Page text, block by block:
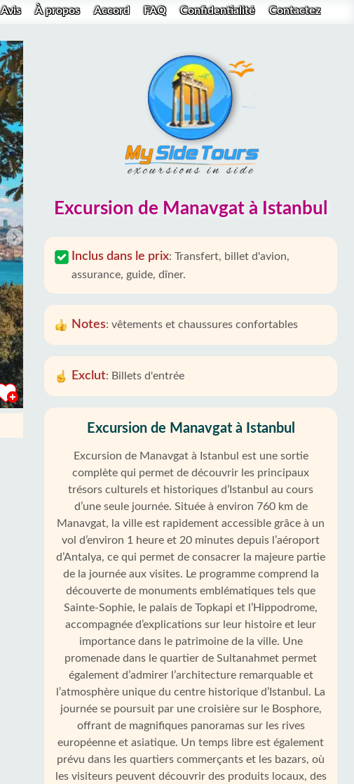
Avis À propos Accord FAQ Confidentialité Contactez
Excursion de Manavgat à Istanbul
Inclus dans le prix: Transfert, billet d'avion,
assurance, guide, dîner.
Notes: vêtements et chaussures confortables
Exclut: Billets d'entrée
Excursion de Manavgat à Istanbul
Excursion de Manavgat à Istanbul est une sortie
complète qui permet de découvrir les principaux
trésors culturels et historiques d’Istanbul au cours
d’une seule journée. Située à environ 760 km de
Manavgat, la ville est rapidement accessible grâce à un
vol d’environ 1 heure et 20 minutes depuis l’aéroport
d’Antalya, ce qui permet de consacrer la majeure partie
de la journée aux visites. Le programme comprend la
découverte de monuments emblématiques tels que
Sainte-Sophie, le palais de Topkapi et l’Hippodrome,
accompagnée d’explications sur leur histoire et leur
importance dans le patrimoine de la ville. Une
promenade dans le quartier de Sultanahmet permet
également d’admirer l’architecture remarquable et
l’atmosphère unique du centre historique d’Istanbul. La
journée se poursuit par une croisière sur le Bosphore,
offrant de magnifiques panoramas sur les rives
européenne et asiatique. Un temps libre est également
prévu dans les quartiers commerçants et les bazars, où
les visiteurs peuvent découvrir des produits locaux, des